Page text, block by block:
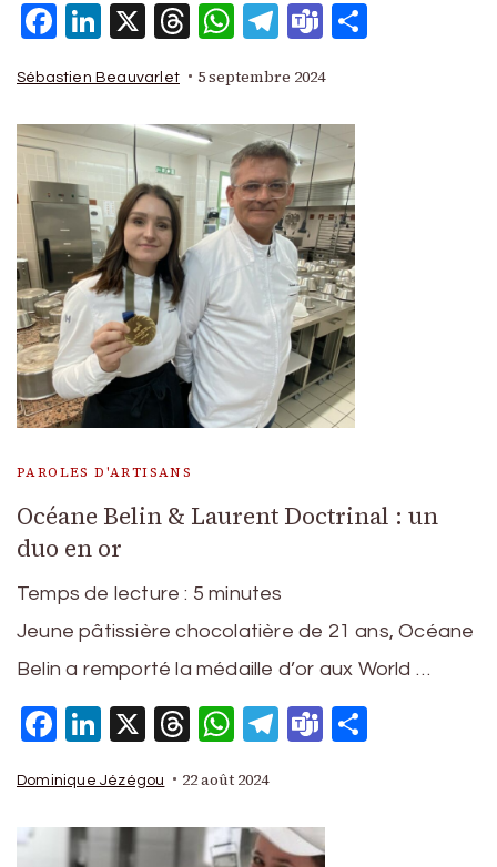
Facebook
LinkedIn
X Threads
WhatsApp
Telegram
Teams
Sébastien Beauvarlet 5 septembre 2024
PAROLES D'ARTISANS
Océane Belin & Laurent Doctrinal : un
duo en or
Temps de lecture : 5 minutes
Jeune pâtissière chocolatière de 21 ans, Océane
Belin a remporté la médaille d’or aux World …
Facebook
LinkedIn
X Threads
WhatsApp
Telegram
Teams
Dominique Jézégou 22 août 2024